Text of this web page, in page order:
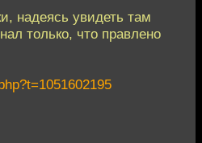
надеясь увидеть там
только, что правлено